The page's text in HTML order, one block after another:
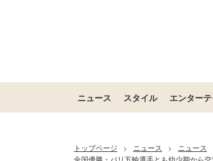
ニュース スタイル エンター
トップページ > ニュース > ニュース
全国優勝・パリ五輪選手とも幼少期から